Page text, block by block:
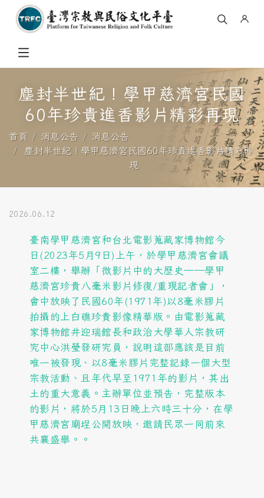
塵封半世紀！學甲慈濟宮民國
60年珍貴進香影片精彩再現
首頁 消息公告
消息公告
塵封半世紀！學甲慈濟宮民國60年珍貴進香影片精彩再
現
2026.06.12
臺南學甲慈濟宮和台北電影蒐藏家博物館今
日(2023年5月9日)上午，於學甲慈濟宮會議
室二樓，舉辦「微影片中的大歷史──學甲
慈濟宮珍貴八毫米影片修復/重現記者會」，
會中放映了民國60年(1971年)以8毫米膠片
拍攝的上白礁珍貴影像精華版。由電影蒐藏
家博物館井迎瑞館長和政治大學華人宗教研
究中心洪瑩發研究員，說明這部應該是目前
唯一被發現、以8毫米膠片完整記錄一個大型
宗教活動、且年代早至1971年的影片，其出
土的重大意義。主辦單位並預告，完整版本
的影片，將於5月13日晚上六時三十分，在學
甲慈濟宮廟埕公開放映，邀請民眾一同前來
共襄盛舉。。